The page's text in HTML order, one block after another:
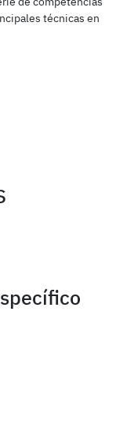
técnicas en